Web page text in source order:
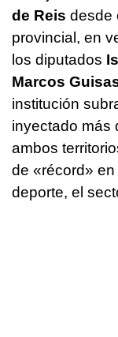
de Reis desde
provincial, en
los diputados
Marcos
institución
inyectado más
ambos
de «récord»
deporte, el